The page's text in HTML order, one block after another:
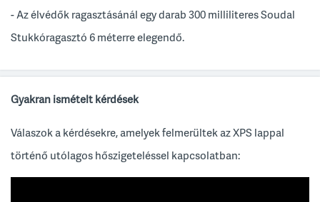
- Az élvédők ragasztásánál egy darab 300 milliliteres Soudal
Stukkóragasztó 6 méterre elegendő.
Gyakran ismételt kérdések
Válaszok a kérdésekre, amelyek felmerültek az XPS lappal
történő utólagos hőszigeteléssel kapcsolatban: